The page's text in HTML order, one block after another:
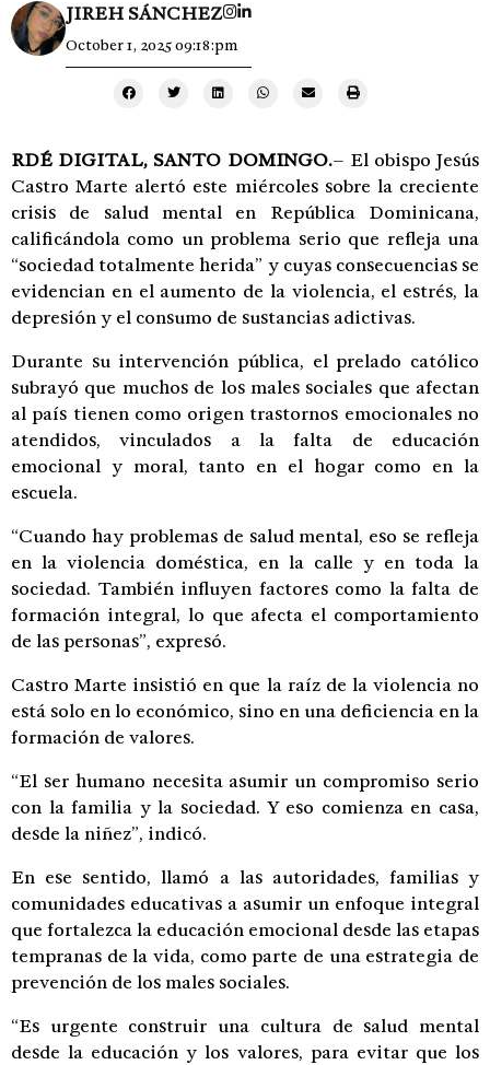
JIREH SÁNCHEZ
October 1, 2025 09:18:pm
RDÉ DIGITAL, SANTO DOMINGO.– El obispo Jesús
Castro Marte alertó este miércoles sobre la creciente
crisis de salud mental en República Dominicana,
calificándola como un problema serio que refleja una
“sociedad totalmente herida” y cuyas consecuencias se
evidencian en el aumento de la violencia, el estrés, la
depresión y el consumo de sustancias adictivas.
Durante su intervención pública, el prelado católico
subrayó que muchos de los males sociales que afectan
al país tienen como origen trastornos emocionales no
atendidos, vinculados a la falta de educación
emocional y moral, tanto en el hogar como en la
escuela.
“Cuando hay problemas de salud mental, eso se refleja
en la violencia doméstica, en la calle y en toda la
sociedad. También influyen factores como la falta de
formación integral, lo que afecta el comportamiento
de las personas”, expresó.
Castro Marte insistió en que la raíz de la violencia no
está solo en lo económico, sino en una deficiencia en la
formación de valores.
“El ser humano necesita asumir un compromiso serio
con la familia y la sociedad. Y eso comienza en casa,
desde la niñez”, indicó.
En ese sentido, llamó a las autoridades, familias y
comunidades educativas a asumir un enfoque integral
que fortalezca la educación emocional desde las etapas
tempranas de la vida, como parte de una estrategia de
prevención de los males sociales.
“Es urgente construir una cultura de salud mental
desde la educación y los valores, para evitar que los